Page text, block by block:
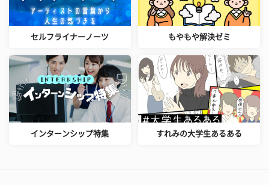
セルフライナーノーツ もやもや解決ゼミ
インターンシップ特集 すれみの大学生あるある